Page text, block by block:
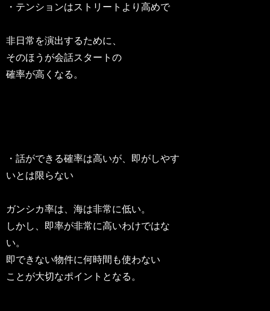
・テンションはストリートより高めで
非日常を演出するために、
そのほうが会話スタートの
確率が高くなる。
・話ができる確率は高いが、即がしやす
いとは限らない
ガンシカ率は、海は非常に低い。
しかし、即率が非常に高いわけではな
い。
即できない物件に何時間も使わない
ことが大切なポイントとなる。